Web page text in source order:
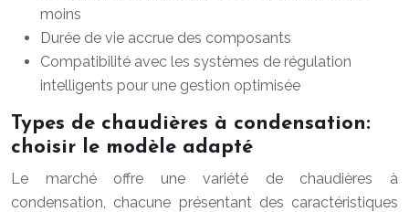
moins
Durée de vie accrue des composants
Compatibilité avec les systèmes de régulation
intelligents pour une gestion optimisée
Types de chaudières à condensation:
choisir le modèle adapté
Le marché offre une variété de chaudières à
condensation, chacune présentant des caractéristiques